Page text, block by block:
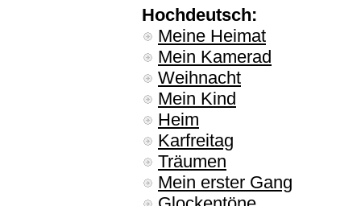
Hochdeutsch:
Meine Heimat
Mein Kamerad
Weihnacht
Mein Kind
Heim
Karfreitag
Träumen
Mein erster Gang